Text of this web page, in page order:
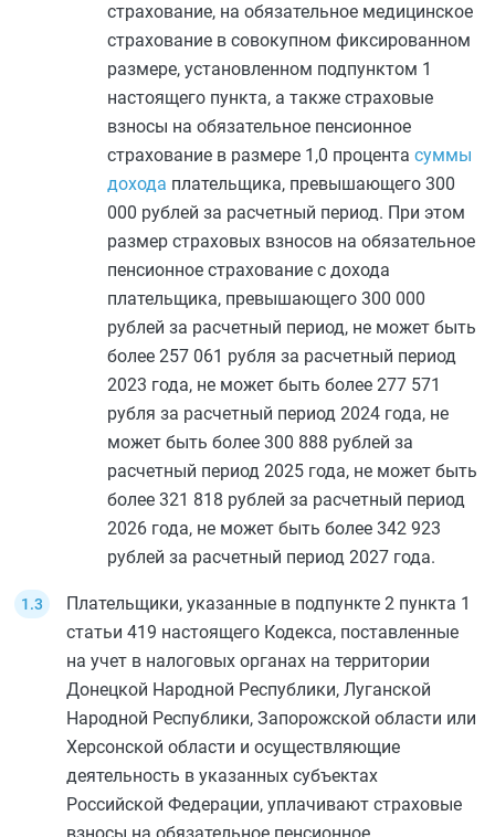
страхование, на обязательное медицинское
страхование в совокупном фиксированном
размере, установленном подпунктом 1
настоящего пункта, а также страховые
взносы на обязательное пенсионное
страхование в размере 1,0 процента суммы
дохода плательщика, превышающего 300
000 рублей за расчетный период. При этом
размер страховых взносов на обязательное
пенсионное страхование с дохода
плательщика, превышающего 300 000
рублей за расчетный период, не может быть
более 257 061 рубля за расчетный период
2023 года, не может быть более 277 571
рубля за расчетный период 2024 года, не
может быть более 300 888 рублей за
расчетный период 2025 года, не может быть
более 321 818 рублей за расчетный период
2026 года, не может быть более 342 923
рублей за расчетный период 2027 года.
Плательщики, указанные в подпункте 2 пункта 1
статьи 419 настоящего Кодекса, поставленные
на учет в налоговых органах на территории
Донецкой Народной Республики, Луганской
Народной Республики, Запорожской области или
Херсонской области и осуществляющие
деятельность в указанных субъектах
Российской Федерации, уплачивают страховые